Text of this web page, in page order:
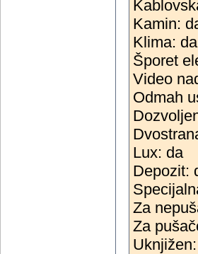
Kamin:
Klima: da
Šporet
Video
Odmah
Lux: da
Depozit:
Za
Za